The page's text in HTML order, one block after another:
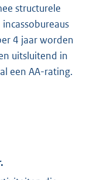
structurele
4 jaar worden
uitsluitend in
een AA-rating.